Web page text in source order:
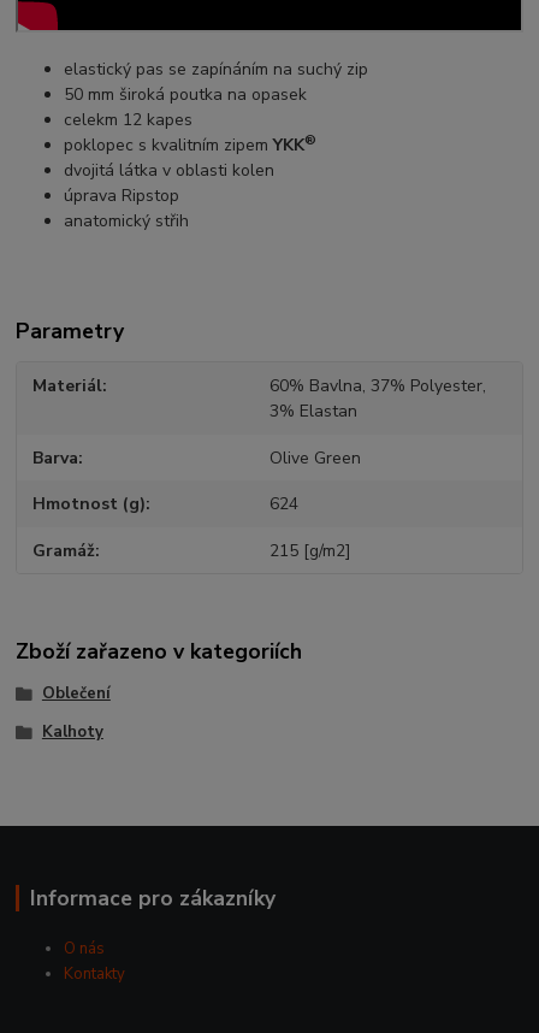
elastický pas se zapínáním na suchý zip
50 mm široká poutka na opasek
celekm 12 kapes
poklopec s kvalitním zipemYKK®
dvojitá látka v oblasti kolen
úprava Ripstop
anatomický střih
Parametry
Materiál
60% Bavlna, 37% Polyester,
3% Elastan
Barva Olive Green
Hmotnost (g) 624
Gramáž 215 [g/m2]
Zboží zařazeno v kategoriích
Oblečení
Kalhoty
Informace pro zákazníky
O nás
Kontakty